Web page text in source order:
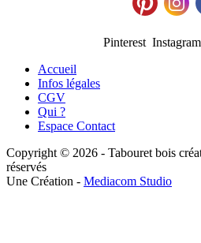
Pinterest
Accueil
Infos légales
CGV
Qui ?
Espace Contact
Copyright © 2026 - Tabouret bois
réservés
Une Création - Mediacom Studio